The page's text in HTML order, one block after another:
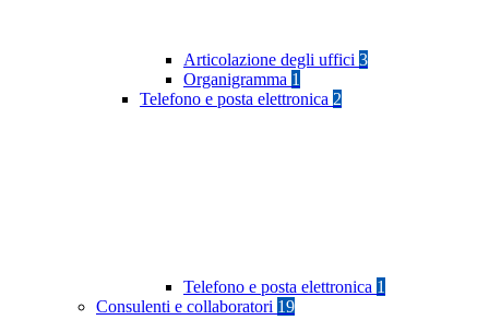
Articolazione degli uffici 3
Organigramma 1
Telefono e posta elettronica 2
Telefono e posta elettronica 1
Consulenti e collaboratori 19